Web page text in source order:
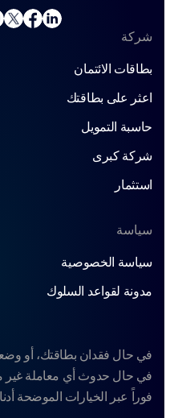
شركة
بطاقات الائتمان
اعثر على بطاقتك
حاسبة التمويل
شركة كبرى
استثمار
سياسة
سياسة الخصوصية
مدونة لقواعد السلوك
في حال فقدان بطاقتك، أو وضعها
في حال حدوث أي معاملة غير
فوراً عبر الخيارات الموضحة